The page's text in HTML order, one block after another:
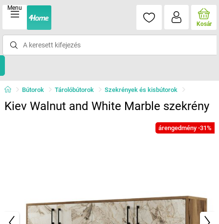
Menu
Kosár
Bútorok Tárolóbútorok Szekrények és kisbútorok
Kiev Walnut and White Marble szekrény
árengedmény -31%